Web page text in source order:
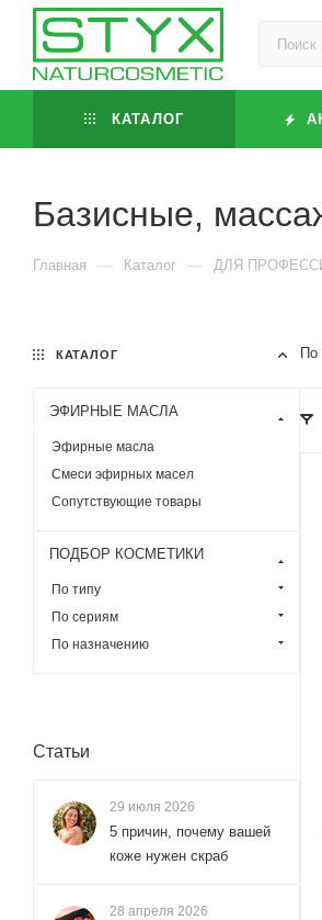
КАТАЛОГ
Базисные,
Главная — Каталог — ДЛЯ
По
КАТАЛОГ
ЭФИРНЫЕ МАСЛА
Эфирные масла
Смеси эфирных масел
Сопутствующие товары
ПОДБОР КОСМЕТИКИ
По типу
По сериям
По назначению
Статьи
29 июля 2026
5 причин, почему вашей
коже нужен скраб
28 апреля 2026